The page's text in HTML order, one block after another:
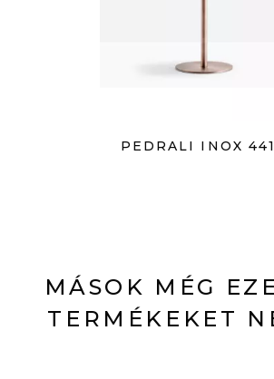
PEDRALI INOX
MÁSOK MÉG
TERMÉKEKET